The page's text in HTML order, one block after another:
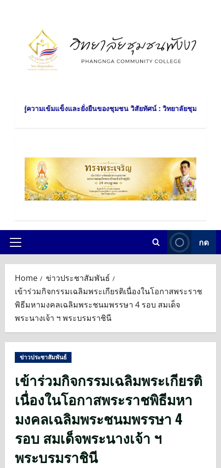
มเข้มแข็งและยั่งยืนของชุมชน วิสัยทัศน์ : วิทยาลัยชุมชนพังงา สร้างส
Primary
กด
Home
ข่าวประชาสัมพันธ์
เข้าร่วมกิจกรรมเฉลิมพระเกียรติเนื่องในโอกาสพระราช
พิธีมหามงคลเฉลิมพระชนมพรรษา 4 รอบ สมเด็จ
พระนางเจ้า ฯ พระบรมราชินี
ข่าวประชาสัมพันธ์
เข้าร่วมกิจกรรมเฉลิมพระเกียรติ
เนื่องในโอกาสพระราชพิธีมหา
มงคลเฉลิมพระชนมพรรษา 4
รอบ สมเด็จพระนางเจ้า ฯ
พระบรมราชินี